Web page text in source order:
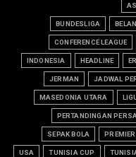
BUNDESLIGA
CONFERENCE LEAGUE
HEADLINE
INDONESIA
JADWAL
JERMAN
MASEDONIA UTARA
PERTANDINGAN
SEPAK BOLA
TUNISIA CUP
USA